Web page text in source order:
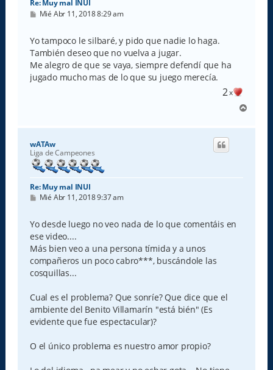
Re: Muy mal INUI
M
s
a
j
e
Mié Abr 11, 2018 8:29 am
Yo tampoco le silbaré, y pido que nadie lo haga.
También deseo que no vuelva a jugar.
Me alegro de que se vaya, siempre defendí que ha
jugado mucho mas de lo que su juego merecía.
2x
r
wATAw
Liga de Campeones
Re: Muy mal INUI
M
s
a
j
e
Mié Abr 11, 2018 9:37 am
Yo desde luego no veo nada de lo que comentáis en
ese video....
Más bien veo a una persona tímida y a unos
compañeros un poco cabro***, buscándole las
cosquillas...
Cual es el problema? Que sonríe? Que dice que el
ambiente del Benito Villamarín "está bién" (Es
evidente que fue espectacular)?
O el único problema es nuestro amor propio?